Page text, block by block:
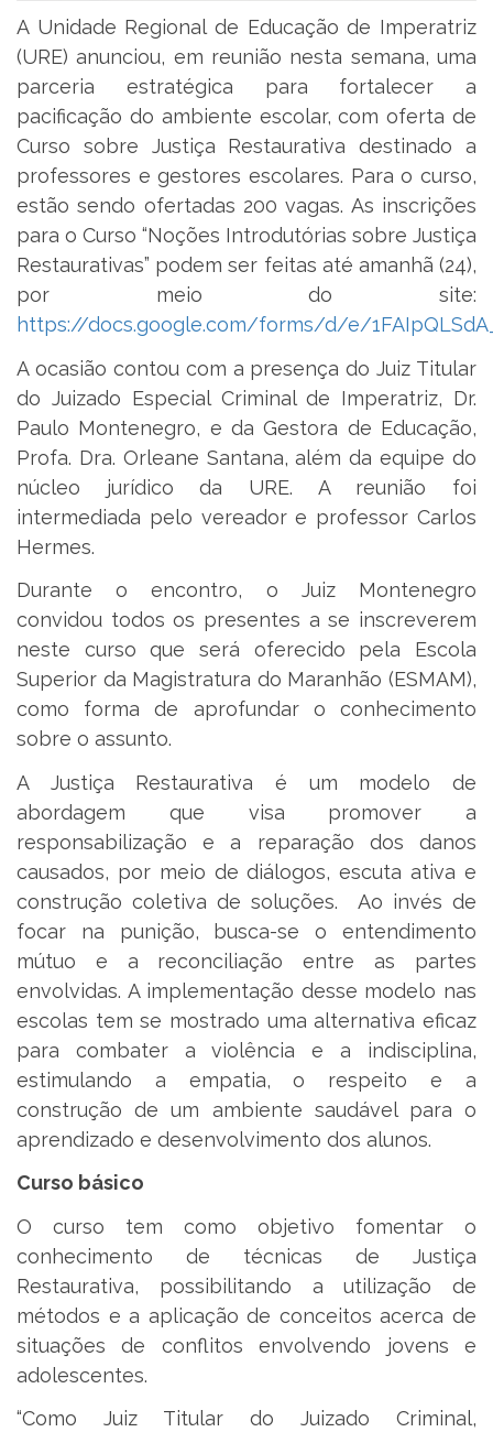
A Unidade Regional de Educação de Imperatriz
(URE) anunciou, em reunião nesta semana, uma
parceria estratégica para fortalecer a
pacificação do ambiente escolar, com oferta de
Curso sobre Justiça Restaurativa destinado a
professores e gestores escolares. Para o curso,
estão sendo ofertadas 200 vagas. As inscrições
para o Curso “Noções Introdutórias sobre Justiça
Restaurativas” podem ser feitas até amanhã (24),
por meio do site:
https://docs.google.com/forms/d/e/
A ocasião contou com a presença do Juiz Titular
do Juizado Especial Criminal de Imperatriz, Dr.
Paulo Montenegro, e da Gestora de Educação,
Profa. Dra. Orleane Santana, além da equipe do
núcleo jurídico da URE. A reunião foi
intermediada pelo vereador e professor Carlos
Hermes.
Durante o encontro, o Juiz Montenegro
convidou todos os presentes a se inscreverem
neste curso que será oferecido pela Escola
Superior da Magistratura do Maranhão (ESMAM),
como forma de aprofundar o conhecimento
sobre o assunto.
A Justiça Restaurativa é um modelo de
abordagem que visa promover a
responsabilização e a reparação dos danos
causados, por meio de diálogos, escuta ativa e
construção coletiva de soluções. Ao invés de
focar na punição, busca-se o entendimento
mútuo e a reconciliação entre as partes
envolvidas. A implementação desse modelo nas
escolas tem se mostrado uma alternativa eficaz
para combater a violência e a indisciplina,
estimulando a empatia, o respeito e a
construção de um ambiente saudável para o
aprendizado e desenvolvimento dos alunos.
Curso básico
O curso tem como objetivo fomentar o
conhecimento de técnicas de Justiça
Restaurativa, possibilitando a utilização de
métodos e a aplicação de conceitos acerca de
situações de conflitos envolvendo jovens e
adolescentes.
“Como Juiz Titular do Juizado Criminal,